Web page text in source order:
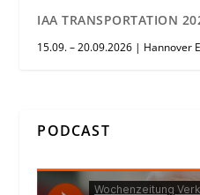
IAA TRANSPORTATION
15.09. – 20.09.2026 | Hannover
PODCAST